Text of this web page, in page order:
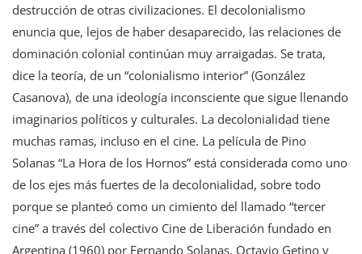
destrucción de otras civilizaciones. El decolonialismo
enuncia que, lejos de haber desaparecido, las relaciones de
dominación colonial continúan muy arraigadas. Se trata,
dice la teoría, de un “colonialismo interior” (González
Casanova), de una ideología inconsciente que sigue llenando
imaginarios políticos y culturales. La decolonialidad tiene
muchas ramas, incluso en el cine. La película de Pino
Solanas “La Hora de los Hornos” está considerada como uno
de los ejes más fuertes de la decolonialidad, sobre todo
porque se planteó como un cimiento del llamado “tercer
cine” a través del colectivo Cine de Liberación fundado en
Argentina (1960) por Fernando Solanas, Octavio Getino y